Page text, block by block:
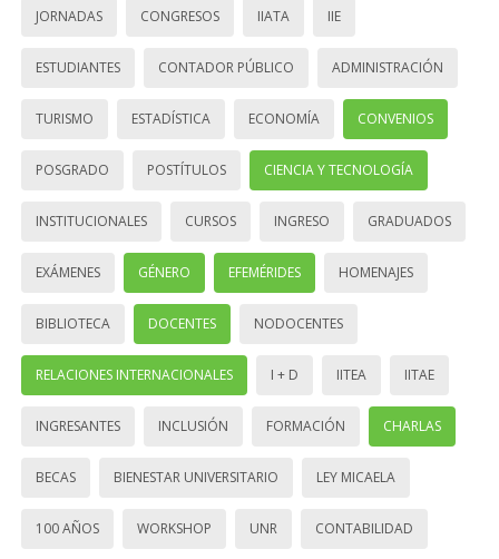
JORNADAS CONGRESOS IIATA IIE
ESTUDIANTES CONTADOR PÚBLICO ADMINISTRACIÓN
TURISMO ESTADÍSTICA ECONOMÍA CONVENIOS
POSGRADO POSTÍTULOS CIENCIA Y TECNOLOGÍA
INSTITUCIONALES CURSOS INGRESO GRADUADOS
EXÁMENES GÉNERO EFEMÉRIDES HOMENAJES
BIBLIOTECA DOCENTES NODOCENTES
RELACIONES INTERNACIONALES I + D IITEA IITAE
INGRESANTES INCLUSIÓN FORMACIÓN CHARLAS
BECAS BIENESTAR UNIVERSITARIO LEY MICAELA
100 AÑOS WORKSHOP UNR CONTABILIDAD